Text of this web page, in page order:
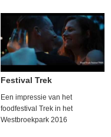
Festival Trek
Een impressie van het
foodfestival Trek in het
Westbroekpark 2016